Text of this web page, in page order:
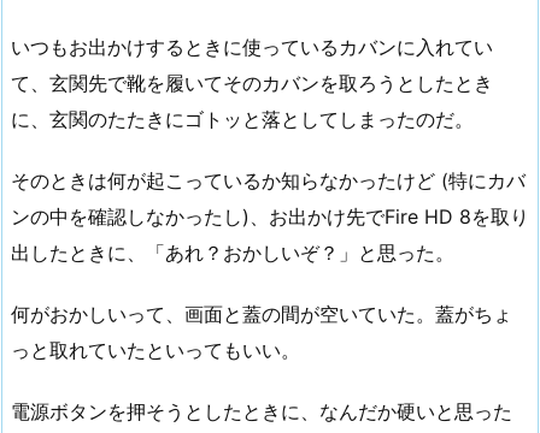
いつもお出かけするときに使っているカバンに入れてい
て、玄関先で靴を履いてそのカバンを取ろうとしたとき
に、玄関のたたきにゴトッと落としてしまったのだ。
そのときは何が起こっているか知らなかったけど (特にカバ
ンの中を確認しなかったし)、お出かけ先でFire HD 8を取り
出したときに、「あれ？おかしいぞ？」と思った。
何がおかしいって、画面と蓋の間が空いていた。蓋がちょ
っと取れていたといってもいい。
電源ボタンを押そうとしたときに、なんだか硬いと思った